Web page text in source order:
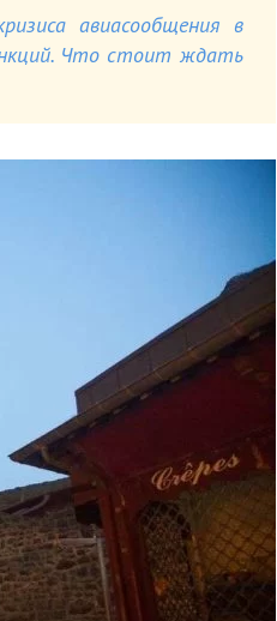
авиасообщения в
Что стоит ждать